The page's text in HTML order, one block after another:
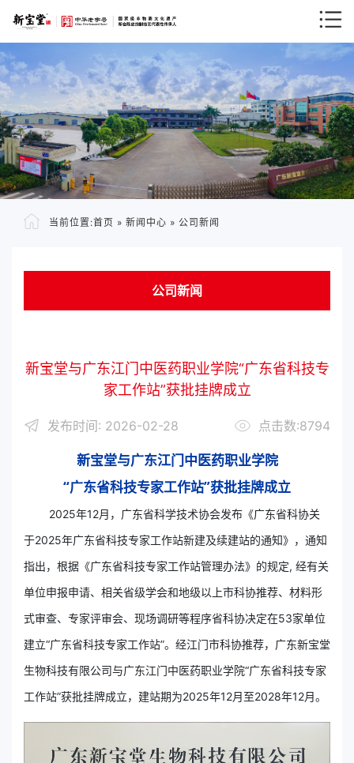
当前位置:首页 » 新闻中心 » 公司新闻
公司新闻
新宝堂与广东江门中医药职业学院“广东省科技专
家工作站”获批挂牌成立
发布时间: 2026-02-28 点击数:8794
新宝堂与广东江门中医药职业学院
“广东省科技专家工作站”获批挂牌成立
2025年12月，广东省科学技术协会发布《广东省科协关
于2025年广东省科技专家工作站新建及续建站的通知》，通知
指出，根据《广东省科技专家工作站管理办法》的规定, 经有关
单位申报申请、相关省级学会和地级以上市科协推荐、材料形
式审查、专家评审会、现场调研等程序省科协决定在53家单位
建立“广东省科技专家工作站”。经江门市科协推荐，广东新宝堂
生物科技有限公司与广东江门中医药职业学院“广东省科技专家
工作站”获批挂牌成立，建站期为2025年12月至2028年12月。